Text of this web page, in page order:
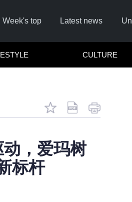
Week's top Latest news
Click
CULTURE
，爱玛树
标杆